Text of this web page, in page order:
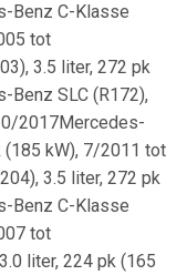
Benz C-Klasse
tot
3.5 liter, 272 pk
SLC (R172),
2017Mercedes-
(185 kW), 7/2011 tot
3.5 liter, 272 pk
Benz C-Klasse
tot
liter, 224 pk (165